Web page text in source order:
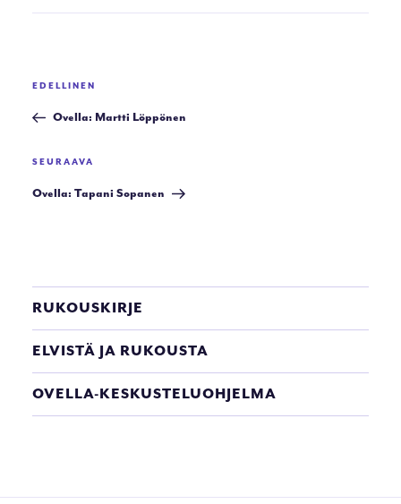
Edellinen
artikkeli
EDELLINEN
Ovella: Martti Löppönen
Seuraava
artikkeli
SEURAAVA
Ovella: Tapani Sopanen
RUKOUSKIRJE
ELVISTÄ JA RUKOUSTA
OVELLA-KESKUSTELUOHJELMA